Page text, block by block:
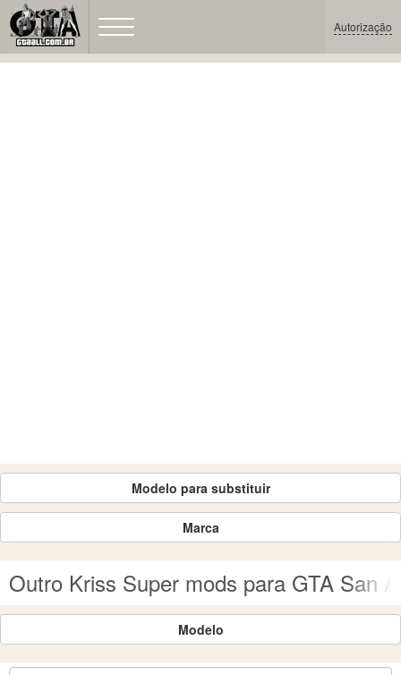
Autorização
Modelo para substituir
Marca
Outro Kriss Super mods para GTA San
Modelo